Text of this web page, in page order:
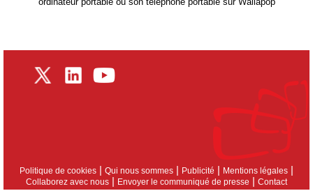
Politique de cookies | Qui nous sommes | Publicité | Mentions légales |
Collaborez avec nous | Envoyer le communiqué de presse | Contact